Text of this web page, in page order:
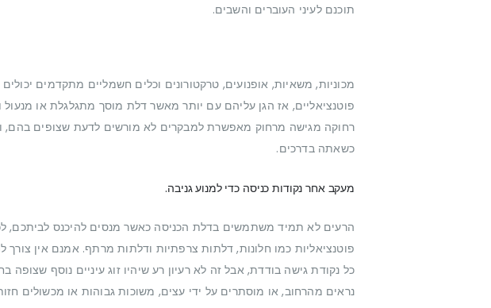
תוכנם לעיני העוברים והשבים.
מכוניות, משאיות, אופנועים, טרקטורונים וכלים חשמליים מתקדמים
פוטנציאליים, אז הגן עליהם עם יותר מאשר דלת מוסך מתגלגלת או
רחוקה מגישה מרחוק מאפשרת למבקרים לא מורשים לדעת שצופים
כשאתה בדרכים.
מעקב אחר נקודות כניסה כדי למנוע גניבה.
הרעים לא תמיד משתמשים בדלת הכניסה כאשר מנסים להיכנס לביתכם,
פוטנציאליות כמו חלונות, דלתות צרפתיות ודלתות מרתף. אמנם אין צורך
כל נקודת גישה בודדת, אבל זה לא רעיון רע שיהיו זוג עיניים נוסף שצופה
נראים מהרחוב, או מוסתרים על ידי עצים, משוכות גבוהות או מכשולים